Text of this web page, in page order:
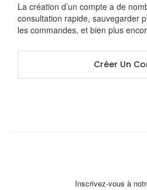
La création d’un compte a de
consultation rapide, sauvegarder
les commandes, et bien plus
Créer Un
Inscrivez-vous à